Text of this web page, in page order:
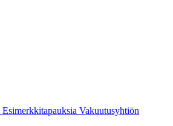
Esimerkkitapauksia Vakuutusyhtiön